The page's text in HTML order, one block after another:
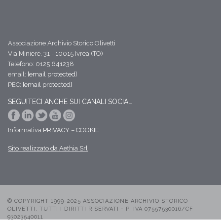
Associazione Archivio Storico Olivetti
Via Miniere, 31 - 10015 Ivrea (TO)
Telefono: 0125 641238
email: [email protected]
PEC: [email protected]
SEGUITECI ANCHE SUI CANALI SOCIAL
Informativa PRIVACY – COOKIE
Sito realizzato da Aethia Srl
© COPYRIGHT 1999-2025 ASSOCIAZIONE ARCHIVIO STORICO
OLIVETTI, TUTTI I DIRITTI RISERVATI - P. IVA 07557530016/CF
93023540011